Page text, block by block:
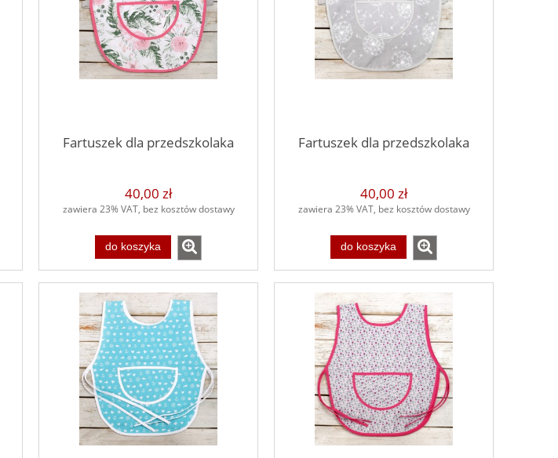
Fartuszek dla przedszkolaka
40,00 zł
zawiera 23% VAT, bez kosztów dostawy
do koszyka
Fartuszek dla przedszkolaka
40,00 zł
zawiera 23% VAT, bez kosztów dostawy
do koszyka